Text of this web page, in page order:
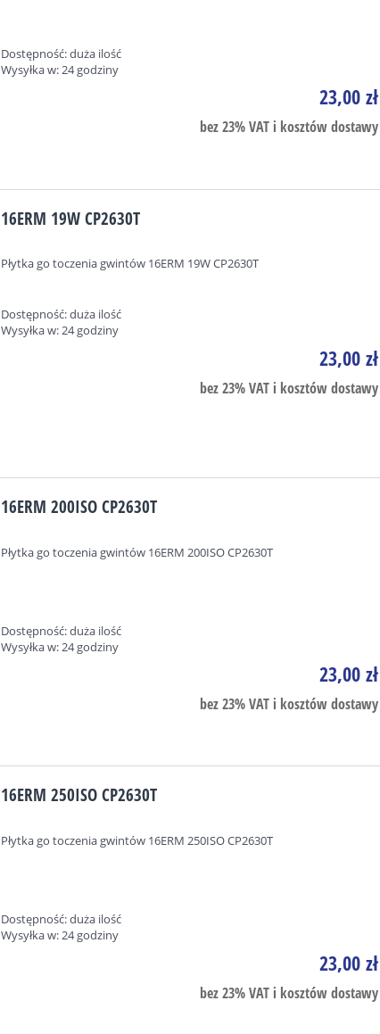
Dostępność:duża ilość
Wysyłka w:24 godziny
23,00 zł
bez 23% VAT i kosztów dostawy
16ERM 19W CP2630T
Płytka go toczenia gwintów 16ERM 19W CP2630T
Dostępność:duża ilość
Wysyłka w:24 godziny
23,00 zł
bez 23% VAT i kosztów dostawy
16ERM 200ISO CP2630T
Płytka go toczenia gwintów 16ERM 200ISO CP2630T
Dostępność:duża ilość
Wysyłka w:24 godziny
23,00 zł
bez 23% VAT i kosztów dostawy
16ERM 250ISO CP2630T
Płytka go toczenia gwintów 16ERM 250ISO CP2630T
Dostępność:duża ilość
Wysyłka w:24 godziny
23,00 zł
bez 23% VAT i kosztów dostawy